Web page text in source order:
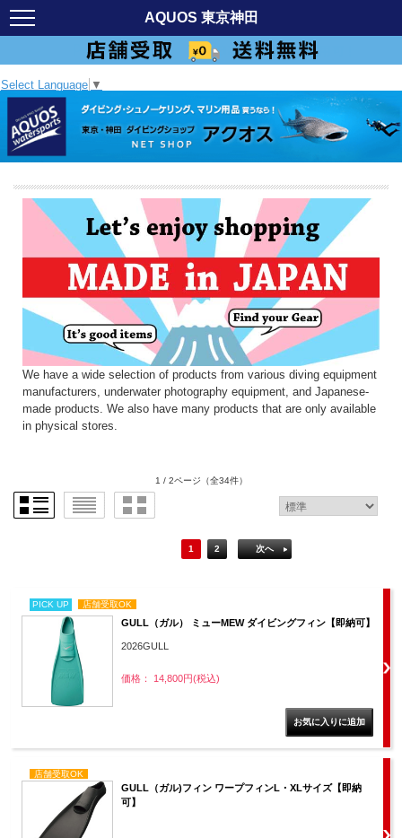
AQUOS 東京神田
Select Language ▼
We have a wide selection of products from various diving equipment
manufacturers, underwater photography equipment, and Japanese-
made products. We also have many products that are only available
in physical stores.
1 / 2ページ （全34件）
1 2 次へ
PICK UP 店舗受取OK
GULL（ガル） ミューMEW ダイビングフィン【即納可】
2026GULL
価格： 14,800円(税込)
店舗受取OK
GULL（ガル)フィン ワープフィンL・XLサイズ【即納
可】